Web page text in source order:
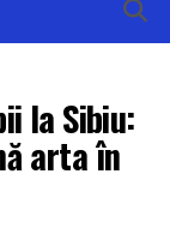
la Sibiu:
arta în